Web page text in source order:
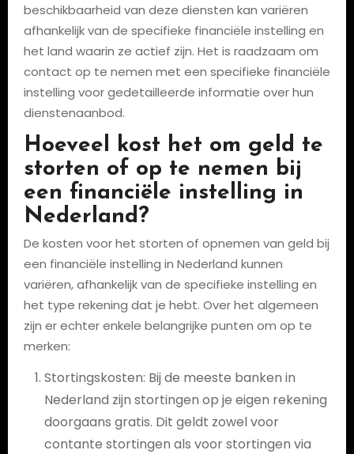
beschikbaarheid van deze diensten kan variëren
afhankelijk van de specifieke financiële instelling en
het land waarin ze actief zijn. Het is raadzaam om
contact op te nemen met een specifieke financiële
instelling voor gedetailleerde informatie over hun
dienstenaanbod.
Hoeveel kost het om geld te
storten of op te nemen bij
een financiële instelling in
Nederland?
De kosten voor het storten of opnemen van geld bij
een financiële instelling in Nederland kunnen
variëren, afhankelijk van de specifieke instelling en
het type rekening dat je hebt. Over het algemeen
zijn er echter enkele belangrijke punten om op te
merken:
Stortingskosten: Bij de meeste banken in
Nederland zijn stortingen op je eigen rekening
doorgaans gratis. Dit geldt zowel voor
contante stortingen als voor stortingen via